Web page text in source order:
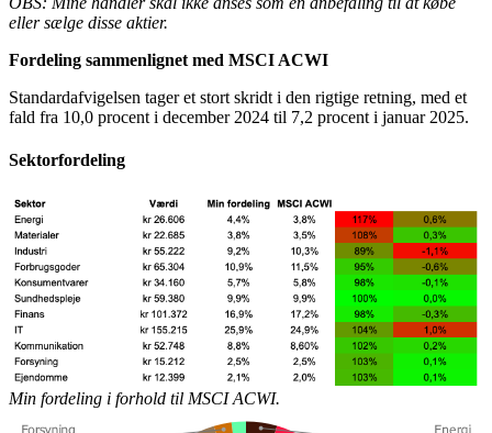
eller sælge disse aktier.
Fordeling sammenlignet med MSCI ACWI
Standardafvigelsen tager et stort skridt i den rigtige retning, med et
fald fra 10,0 procent i december 2024 til 7,2 procent i januar 2025.
Sektorfordeling
Min fordeling i forhold til MSCI ACWI.